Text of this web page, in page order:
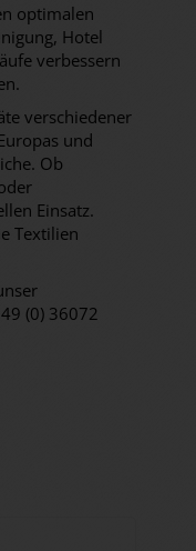
optimalen
Hotel
verbessern
verschiedener
und
Ob
Einsatz.
Textilien
(0) 36072